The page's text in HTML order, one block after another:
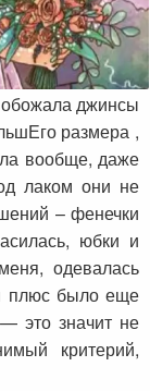
джинсы
размера ,
вообще, даже
лаком они не
– фенечки
юбки и
одевалась
плюс было еще
это значит не
критерий,